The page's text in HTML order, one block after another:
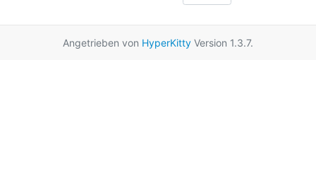
Angetrieben von HyperKitty Version 1.3.7.